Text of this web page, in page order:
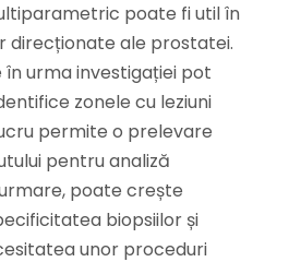
poate fi util în
direcționate ale prostatei.
urma investigației pot
zonele cu leziuni
permite o prelevare
pentru analiză
poate crește
biopsiilor și
unor proceduri